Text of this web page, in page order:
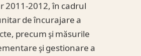
2011-2012, în cadrul
de încurajare a
precum şi măsurile
şi gestionare a